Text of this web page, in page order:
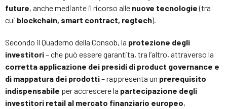
future, anche mediante il ricorso alle nuove tecnologie(tra
cui blockchain, smart contract, regtech).
Secondo il Quaderno della Consob, la protezione degli
investitori– che può essere garantita, tra l’altro, attraverso la
corretta applicazione dei presidi di product governance e
di mappatura dei prodotti– rappresenta un prerequisito
indispensabile per accrescere la partecipazione degli
investitori retail al mercato finanziario europeo,